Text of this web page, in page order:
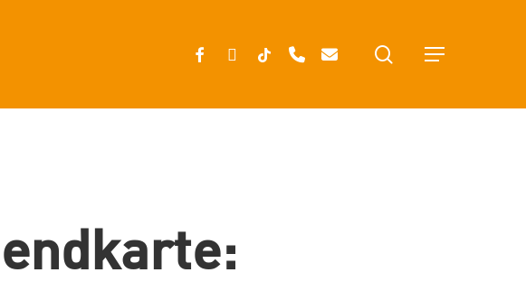
Menu
search
FACEBOOK
INSTAGRAM
TIKTOKPHONEEMAIL